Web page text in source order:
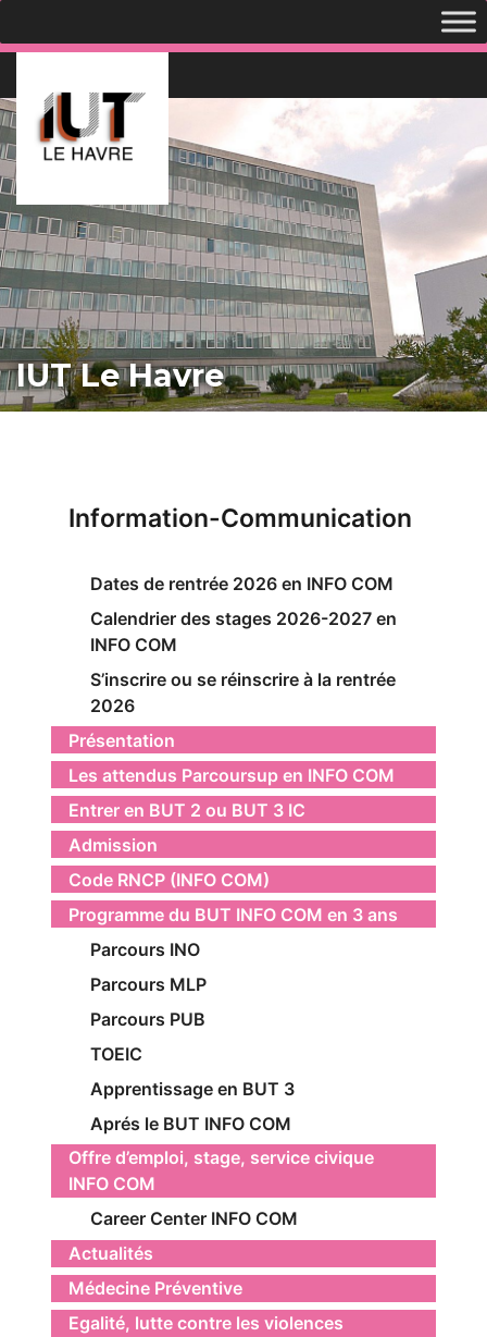
IUT Le Havre
Information-Communication
Dates de rentrée 2026 en INFO COM
Calendrier des stages 2026-2027 en
INFO COM
S’inscrire ou se réinscrire à la rentrée
2026
Présentation
Les attendus Parcoursup en INFO COM
Entrer en BUT 2 ou BUT 3 IC
Admission
Code RNCP (INFO COM)
Programme du BUT INFO COM en 3 ans
Parcours INO
Parcours MLP
Parcours PUB
TOEIC
Apprentissage en BUT 3
Aprés le BUT INFO COM
Offre d’emploi, stage, service civique
INFO COM
Career Center INFO COM
Actualités
Médecine Préventive
Egalité, lutte contre les violences